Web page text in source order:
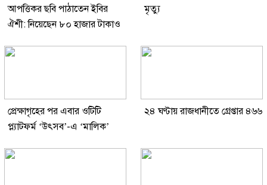
আপত্তিকর ছবি পাঠাতেন ইবির
ঐশী: নিয়েছেন ৮০ হাজার টাকাও
মৃত্যু
প্রেক্ষাগৃহের পর এবার ওটিটি
প্ল্যাটফর্ম ‘উৎসব’-এ ‘মালিক’
২৪ ঘণ্টায় রাজধানীতে গ্রেপ্তার ৪৬৬